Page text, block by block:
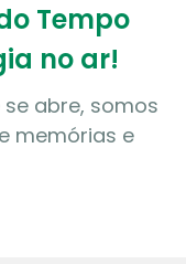
Tempo
no ar!
abre, somos
memórias e